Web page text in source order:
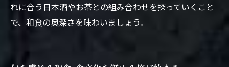
れに合う日本酒やお茶との組み合わせを探っていくこと
で、和食の奥深さを味わいましょう。